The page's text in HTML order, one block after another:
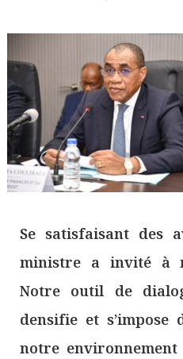
Se satisfaisant des
ministre a invité à
Notre outil de
densifie et
notre